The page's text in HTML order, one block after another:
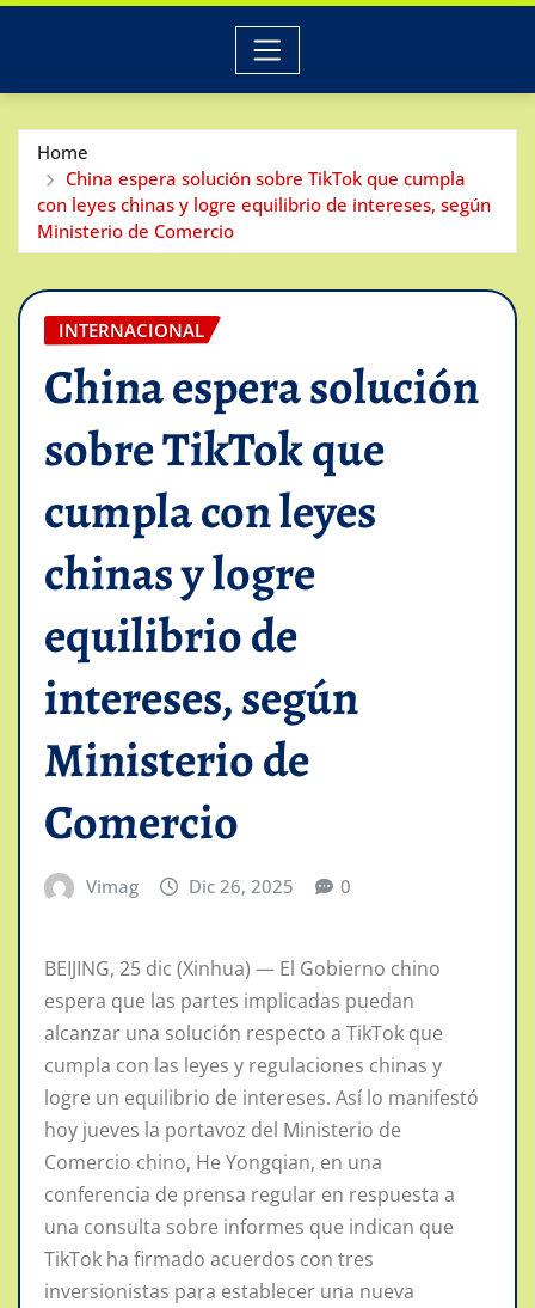
Home
China espera solución sobre TikTok que cumpla
con leyes chinas y logre equilibrio de intereses, según
Ministerio de Comercio
INTERNACIONAL
China espera solución
sobre TikTok que
cumpla con leyes
chinas y logre
equilibrio de
intereses, según
Ministerio de
Comercio
Vimag Dic 26, 2025 0
BEIJING, 25 dic (Xinhua) — El Gobierno chino
espera que las partes implicadas puedan
alcanzar una solución respecto a TikTok que
cumpla con las leyes y regulaciones chinas y
logre un equilibrio de intereses. Así lo manifestó
hoy jueves la portavoz del Ministerio de
Comercio chino, He Yongqian, en una
conferencia de prensa regular en respuesta a
una consulta sobre informes que indican que
TikTok ha firmado acuerdos con tres
inversionistas para establecer una nueva